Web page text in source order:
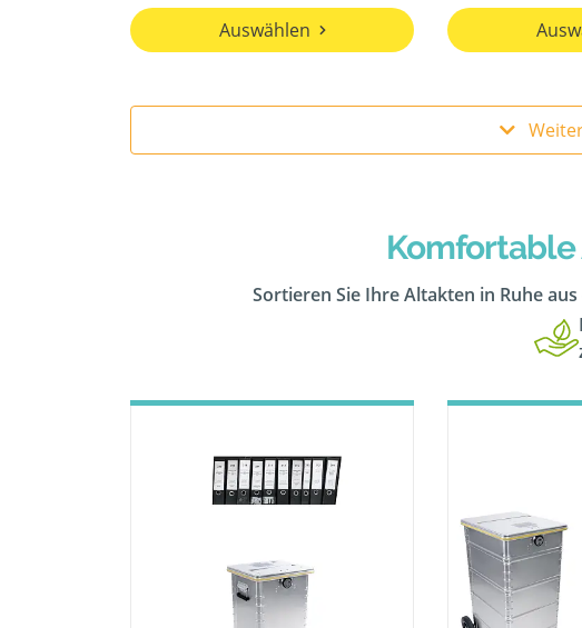
Auswählen
Sortieren Sie Ihre Altakten in Ruhe